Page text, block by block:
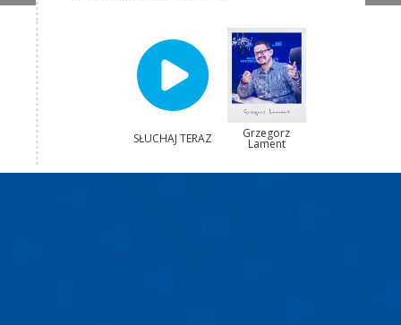
SŁUCHAJ TERAZ Grzegorz
Lament